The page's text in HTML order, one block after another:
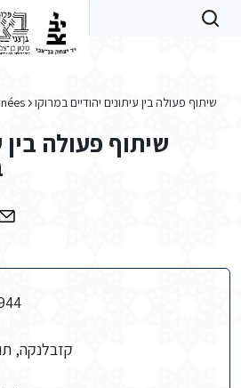
שיתוף פעולה בין עיתונים יהודיים במרוקו
שיתוף פעולה בין
קזבלנקה,